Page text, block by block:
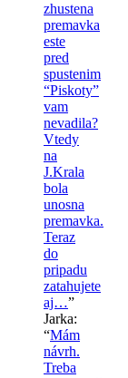
zhustena
premavka
este
pred
spustenim
“Piskoty”
vam
nevadila?
Vtedy
na
J.Krala
bola
unosna
premavka.
Teraz
do
pripadu
zatahujete
aj…”
Jarka:
“Mám
návrh.
Treba